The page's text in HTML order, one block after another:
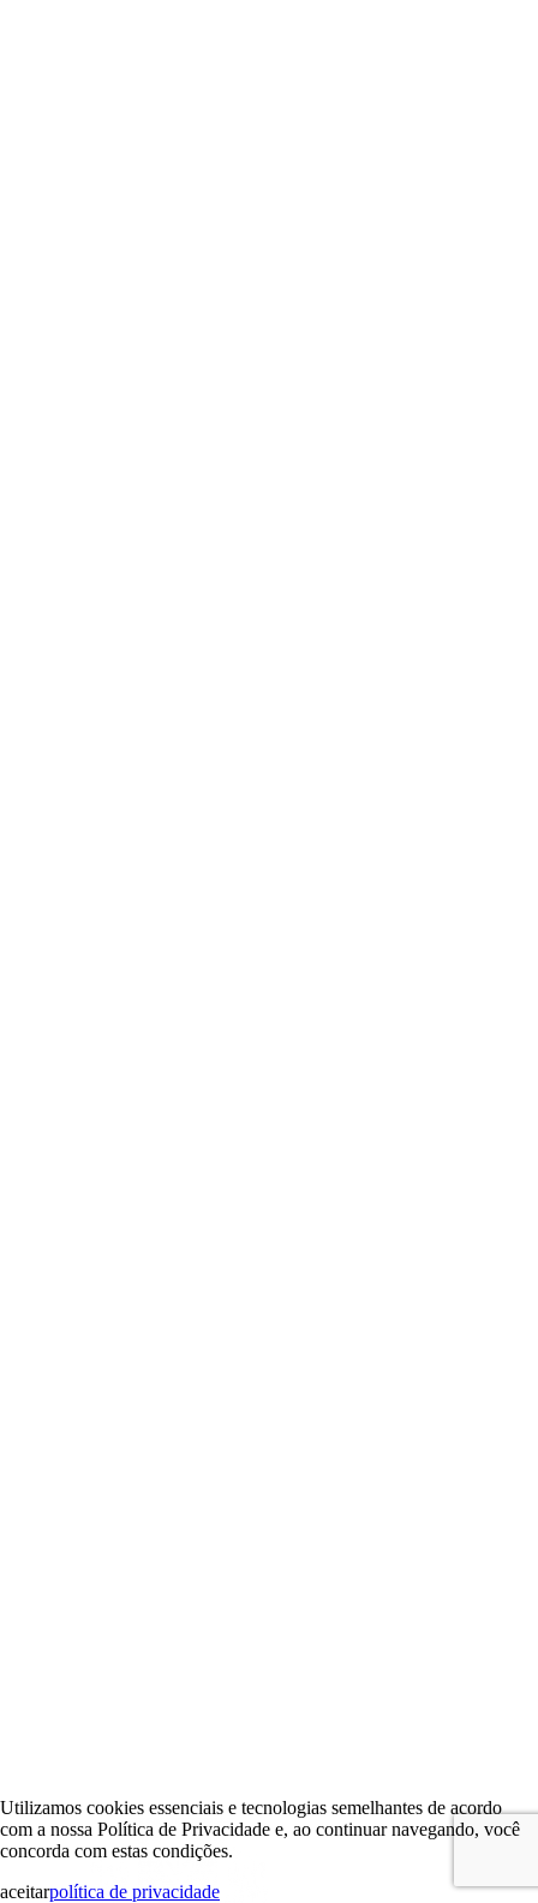
Utilizamos cookies essenciais e tecnologias semelhantes de acordo
com a nossa Política de Privacidade e, ao continuar navegando, você
concorda com estas condições.
aceitarpolítica de privacidade